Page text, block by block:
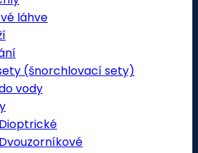
láhve
(šnorchlovací sety)
vody
Dioptrické
Dvouzorníkové